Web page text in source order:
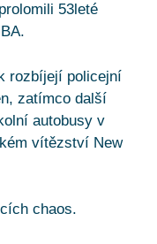
53leté
rozbíjejí policejní
zatímco další
autobusy v
vítězství New
chaos.